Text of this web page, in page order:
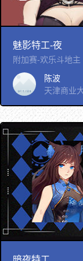
魅影特工-夜
附加赛-欢乐斗地主
陈波
天津商业